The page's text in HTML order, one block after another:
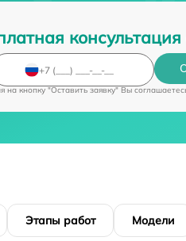
на кнопку "Оставить заявку" Вы
Этапы работ Модели